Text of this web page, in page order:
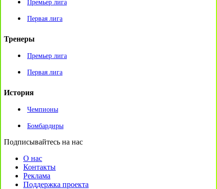
Премьер лига
Первая лига
Тренеры
Премьер лига
Первая лига
История
Чемпионы
Бомбардиры
Подписывайтесь на нас
О нас
Контакты
Реклама
Поддержка проекта